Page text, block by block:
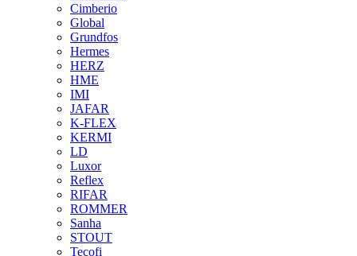
Cimberio
Global
Grundfos
Hermes
HERZ
HME
IMI
JAFAR
K-FLEX
KERMI
LD
Luxor
Reflex
RIFAR
ROMMER
Sanha
STOUT
Tecofi